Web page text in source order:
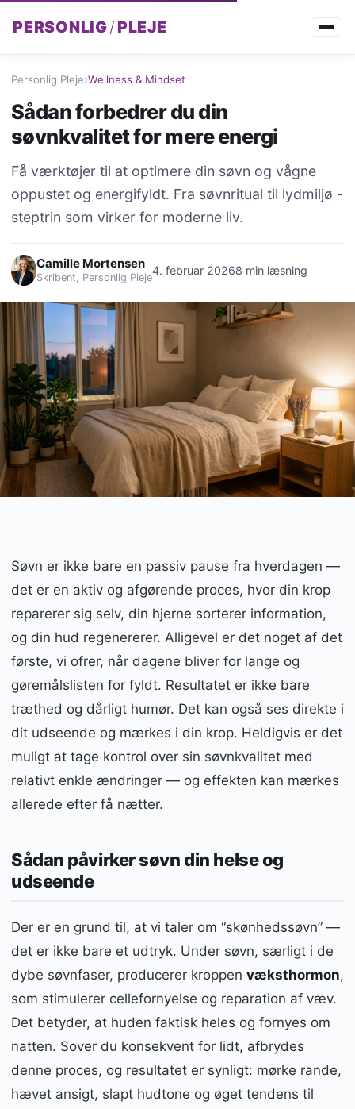
PERSONLIG/ PLEJE
Personlig Pleje›Wellness & Mindset
Sådan forbedrer du din
søvnkvalitet for mere energi
Få værktøjer til at optimere din søvn og vågne
oppustet og energifyldt. Fra søvnritual til lydmiljø -
steptrin som virker for moderne liv.
Camille Mortensen
Skribent, Personlig Pleje
4. februar 20268 min læsning
Søvn er ikke bare en passiv pause fra hverdagen —
det er en aktiv og afgørende proces, hvor din krop
reparerer sig selv, din hjerne sorterer information,
og din hud regenererer. Alligevel er det noget af det
første, vi ofrer, når dagene bliver for lange og
gøremålslisten for fyldt. Resultatet er ikke bare
træthed og dårligt humør. Det kan også ses direkte i
dit udseende og mærkes i din krop. Heldigvis er det
muligt at tage kontrol over sin søvnkvalitet med
relativt enkle ændringer — og effekten kan mærkes
allerede efter få nætter.
Sådan påvirker søvn din helse og
udseende
Der er en grund til, at vi taler om “skønhedssøvn” —
det er ikke bare et udtryk. Under søvn, særligt i de
dybe søvnfaser, producerer kroppen væksthormon,
som stimulerer cellefornyelse og reparation af væv.
Det betyder, at huden faktisk heles og fornyes om
natten. Sover du konsekvent for lidt, afbrydes
denne proces, og resultatet er synligt: mørke rande,
hævet ansigt, slapt hudtone og øget tendens til